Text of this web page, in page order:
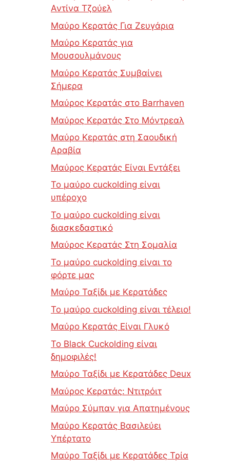
Αντίνα Τζούελ
Μαύρο Κερατάς Για Ζευγάρια
Μαύρο Κερατάς για
Μουσουλμάνους
Μαύρο Κερατάς Συμβαίνει
Σήμερα
Μαύρος Κερατάς στο Barrhaven
Μαύρος Κερατάς Στο Μόντρεαλ
Μαύρο Κερατάς στη Σαουδική
Αραβία
Μαύρος Κερατάς Είναι Εντάξει
Το μαύρο cuckolding είναι
υπέροχο
Το μαύρο cuckolding είναι
διασκεδαστικό
Μαύρος Κερατάς Στη Σομαλία
Το μαύρο cuckolding είναι το
φόρτε μας
Μαύρο Ταξίδι με Κερατάδες
Το μαύρο cuckolding είναι τέλειο!
Μαύρο Κερατάς Είναι Γλυκό
Το Black Cuckolding είναι
δημοφιλές!
Μαύρο Ταξίδι με Κερατάδες Deux
Μαύρος Κερατάς: Ντιτρόιτ
Μαύρο Σύμπαν για Απατημένους
Μαύρο Κερατάς Βασιλεύει
Υπέρτατο
Μαύρο Ταξίδι με Κερατάδες Τρία